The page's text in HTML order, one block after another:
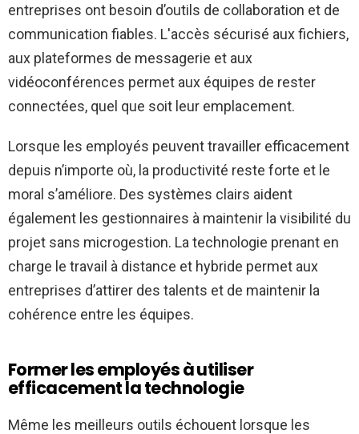
entreprises ont besoin d’outils de collaboration et de
communication fiables. L'accès sécurisé aux fichiers,
aux plateformes de messagerie et aux
vidéoconférences permet aux équipes de rester
connectées, quel que soit leur emplacement.
Lorsque les employés peuvent travailler efficacement
depuis n’importe où, la productivité reste forte et le
moral s’améliore. Des systèmes clairs aident
également les gestionnaires à maintenir la visibilité du
projet sans microgestion. La technologie prenant en
charge le travail à distance et hybride permet aux
entreprises d’attirer des talents et de maintenir la
cohérence entre les équipes.
Former les employés à utiliser
efficacement la technologie
Même les meilleurs outils échouent lorsque les